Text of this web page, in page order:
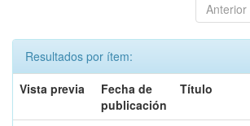
Anterior
Resultados por ítem:
Vista previa
Fecha de
publicación
Título